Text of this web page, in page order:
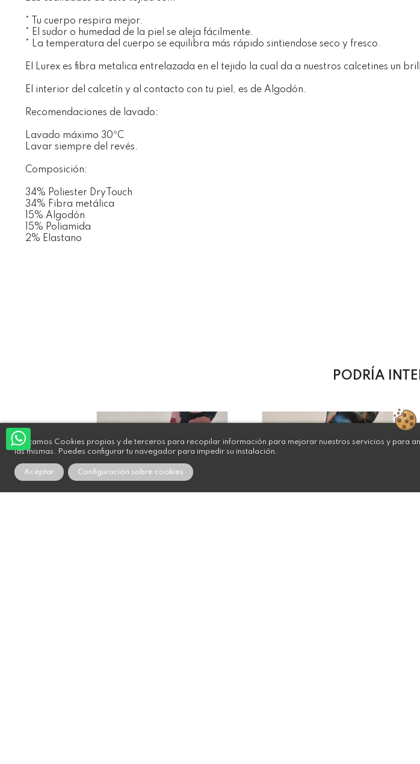
Utilizamos Cookies propias y de terceros para recopilar información para mejorar nuestros servicios y para
las mismas. Puedes configurar tu navegador para impedir su instalación.
Aceptar Configuración sobre cookies
* Tu cuerpo respira mejor.
* El sudor o humedad de la piel se aleja fácilmente.
* La temperatura del cuerpo se equilibra más rápido sintiendose seco y fresco.
El Lurex es fibra metalica entrelazada en el tejido la cual da a nuestros calcetines un
El interior del calcetín y al contacto con tu piel, es de Algodón.
Recomendaciones de lavado:
Lavado máximo 30ºC
Lavar siempre del revés.
Composición:
34% Poliester DryTouch
34% Fibra metálica
15% Algodón
15% Poliamida
2% Elastano
PODRÍA